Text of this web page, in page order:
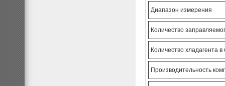
Диапазон измерения
Количество
Количество хладагента
Производительность